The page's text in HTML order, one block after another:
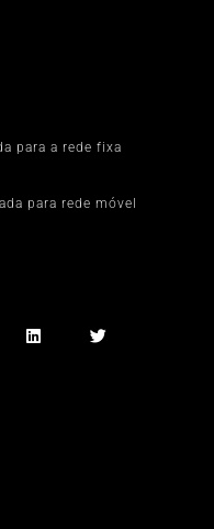
para a rede fixa
para rede móvel